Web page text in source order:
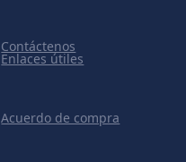
Contáctenos
Enlaces útiles
Acuerdo de compra